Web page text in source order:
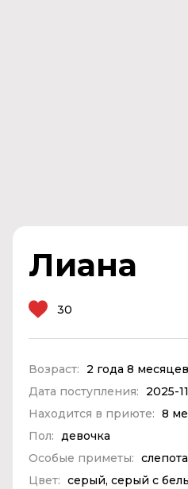
Лиана
30
Возраст:
2 года 8
Дата поступления:
2025-
Находится в приюте: 8
Пол: девочка
Особые приметы: слепота
Цвет: серый, серый с